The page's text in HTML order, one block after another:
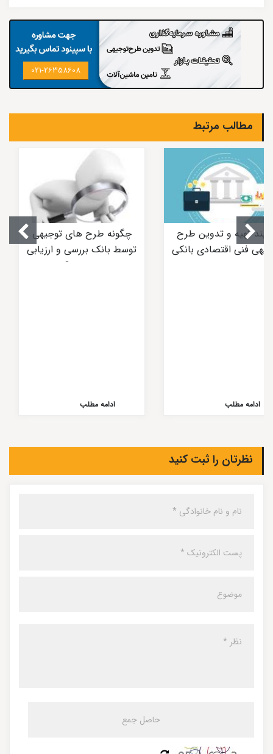
021-26358608
مطالب مرتبط
چگونه طرح های توجیهی
توسط بانک بررسی و ارزیابی
میشوند؟
ادامه مطلب
تهیه و تدوین طرح
فنی اقتصادی بانکی
ادامه مطلب
نظرتان را ثبت کنید